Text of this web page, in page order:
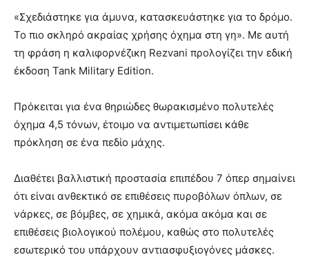
«Σχεδιάστηκε για άμυνα, κατασκευάστηκε για το δρόμο.
Το πιο σκληρό ακραίας χρήσης όχημα στη γη». Με αυτή
τη φράση η καλιφορνέζικη Rezvani προλογίζει την εδική
έκδοση Tank Military Edition.
Πρόκειται για ένα θηριώδες θωρακισμένο πολυτελές
όχημα 4,5 τόνων, έτοιμο να αντιμετωπίσει κάθε
πρόκληση σε ένα πεδίο μάχης.
Διαθέτει βαλλιστική προστασία επιπέδου 7 όπερ σημαίνει
ότι είναι ανθεκτικό σε επιθέσεις πυροβόλων όπλων, σε
νάρκες, σε βόμβες, σε χημικά, ακόμα ακόμα και σε
επιθέσεις βιολογικού πολέμου, καθώς στο πολυτελές
εσωτερικό του υπάρχουν αντιασφυξιογόνες μάσκες.